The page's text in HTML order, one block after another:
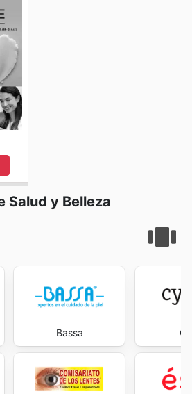
and start saving now.
Salud y Belleza
Bassa